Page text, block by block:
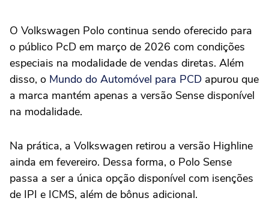
O Volkswagen Polo continua sendo oferecido para
o público PcD em março de 2026 com condições
especiais na modalidade de vendas diretas. Além
disso, o Mundo do Automóvel para PCD apurou que
a marca mantém apenas a versão Sense disponível
na modalidade.
Na prática, a Volkswagen retirou a versão Highline
ainda em fevereiro. Dessa forma, o Polo Sense
passa a ser a única opção disponível com isenções
de IPI e ICMS, além de bônus adicional.